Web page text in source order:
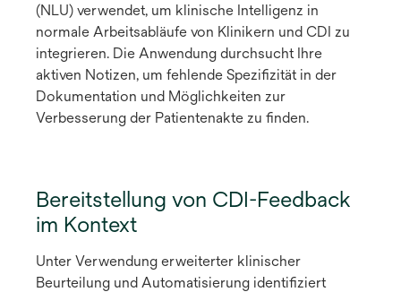
(NLU) verwendet, um klinische Intelligenz in
normale Arbeitsabläufe von Klinikern und CDI zu
integrieren. Die Anwendung durchsucht Ihre
aktiven Notizen, um fehlende Spezifizität in der
Dokumentation und Möglichkeiten zur
Verbesserung der Patientenakte zu finden.
Bereitstellung von CDI-Feedback
im Kontext
Unter Verwendung erweiterter klinischer
Beurteilung und Automatisierung identifiziert